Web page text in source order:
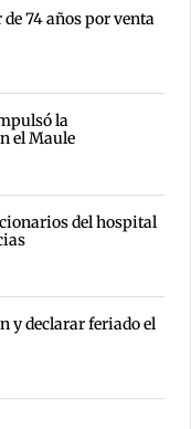
74 años por venta
la
el Maule
del hospital
y declarar feriado el